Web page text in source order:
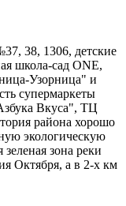
38, 1306, детские
школа-сад ONE,
Узорница" и
супермаркеты
Вкуса", ТЦ
района хорошо
экологическую
зона реки
Октября, а в 2-х км